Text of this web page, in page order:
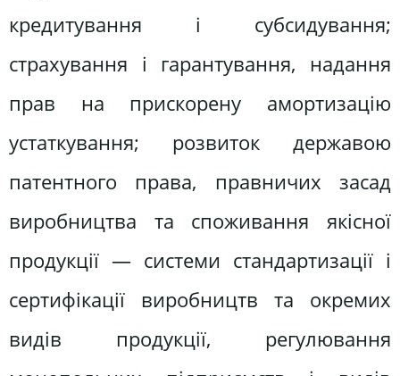
кредитування і субсидування;
страхування і гарантування, надання
прав на прискорену амортизацію
устаткування; розвиток державою
патентного права, правничих засад
виробництва та споживання якісної
продукції — системи стандартизації і
сертифікації виробництв та окремих
видів продукції, регулювання